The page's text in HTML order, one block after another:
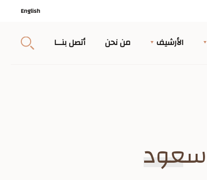
English
الأرشيف من نحن أتصل بنــا